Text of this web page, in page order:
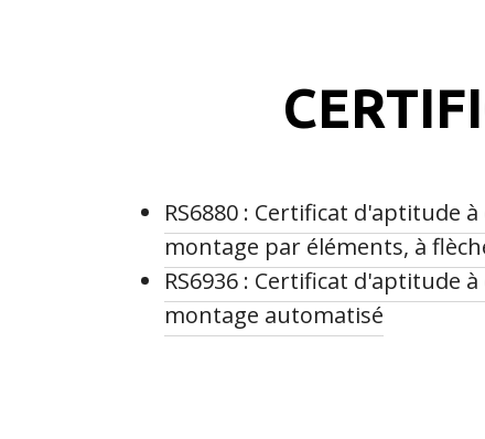
RS6880 : Certificat d'aptitude
montage par éléments, à
RS6936 : Certificat d'aptitude
montage automatisé